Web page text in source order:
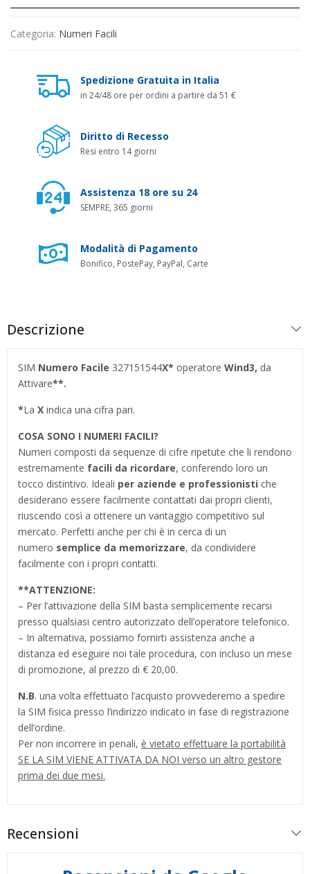
Categoria: Numeri Facili
Spedizione Gratuita in Italia
in 24/48 ore per ordini a partire da 51 €
Diritto di Recesso
Resi entro 14 giorni
Assistenza 18 ore su 24
SEMPRE, 365 giorni
Modalità di Pagamento
Bonifico, PostePay, PayPal, Carte
Descrizione
SIM Numero Facile 327151544X* operatore Wind3, da
Attivare**.
*La X indica una cifra pari.
COSA SONO I NUMERI FACILI?
Numeri composti da sequenze di cifre ripetute che li rendono
estremamente facili da ricordare, conferendo loro un
tocco distintivo. Ideali per aziende e professionisti che
desiderano essere facilmente contattati dai propri clienti,
riuscendo così a ottenere un vantaggio competitivo sul
mercato. Perfetti anche per chi è in cerca di un
numero semplice da memorizzare, da condividere
facilmente con i propri contatti.
**ATTENZIONE:
– Per l’attivazione della SIM basta semplicemente recarsi
presso qualsiasi centro autorizzato dell’operatore telefonico.
– In alternativa, possiamo fornirti assistenza anche a
distanza ed eseguire noi tale procedura, con incluso un mese
di promozione, al prezzo di € 20,00.
N.B. una volta effettuato l’acquisto provvederemo a spedire
la SIM fisica presso l’indirizzo indicato in fase di registrazione
dell’ordine.
Per non incorrere in penali, è vietato effettuare la portabilità
SE LA SIM VIENE ATTIVATA DA NOI verso un altro gestore
prima dei due mesi.
Recensioni